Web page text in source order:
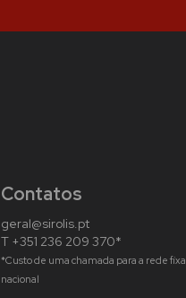
Contatos
geral@sirolis.pt
T +351 236 209 370*
*Custo de uma chamada para a rede fixa
nacional